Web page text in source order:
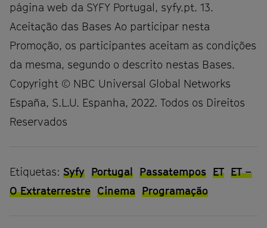
página web da SYFY Portugal, syfy.pt. 13.
Aceitação das Bases Ao participar nesta
Promoção, os participantes aceitam as condições
da mesma, segundo o descrito nestas Bases.
Copyright © NBC Universal Global Networks
España, S.L.U. Espanha, 2022. Todos os Direitos
Reservados
Etiquetas: Syfy Portugal Passatempos ET ET –
O Extraterrestre Cinema Programação